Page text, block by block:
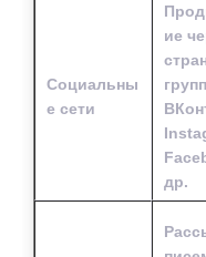
Социальны
е сети
ие
др.